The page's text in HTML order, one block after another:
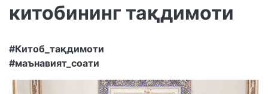
китобининг тақдимоти
#Китоб_тақдимоти
#маънавият_соати